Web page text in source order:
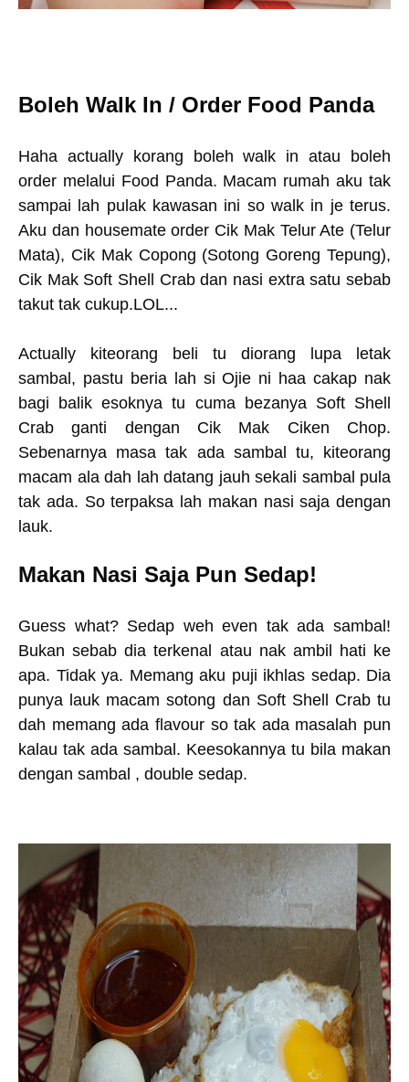
Boleh Walk In / Order Food Panda
Haha actually korang boleh walk in atau boleh
order melalui Food Panda. Macam rumah aku tak
sampai lah pulak kawasan ini so walk in je terus.
Aku dan housemate order Cik Mak Telur Ate (Telur
Mata), Cik Mak Copong (Sotong Goreng Tepung),
Cik Mak Soft Shell Crab dan nasi extra satu sebab
takut tak cukup.LOL...
Actually kiteorang beli tu diorang lupa letak
sambal, pastu beria lah si Ojie ni haa cakap nak
bagi balik esoknya tu cuma bezanya Soft Shell
Crab ganti dengan Cik Mak Ciken Chop.
Sebenarnya masa tak ada sambal tu, kiteorang
macam ala dah lah datang jauh sekali sambal pula
tak ada. So terpaksa lah makan nasi saja dengan
lauk.
Makan Nasi Saja Pun Sedap!
Guess what? Sedap weh even tak ada sambal!
Bukan sebab dia terkenal atau nak ambil hati ke
apa. Tidak ya. Memang aku puji ikhlas sedap. Dia
punya lauk macam sotong dan Soft Shell Crab tu
dah memang ada flavour so tak ada masalah pun
kalau tak ada sambal. Keesokannya tu bila makan
dengan sambal , double sedap.